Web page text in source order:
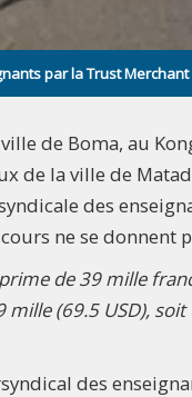
par la Trust
de Boma, au
de la ville de
des
ne se donnent
de 39 mille
(69.5 USD),
des